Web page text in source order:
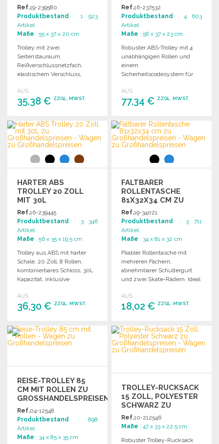
Ref.19-239580
Produktbestand : 1 923
Artikel
Maße : 55 x 37 x 20 cm
Trolley mit zwei
Seitenstauraum,
Reißverschlussnetzfach,
elastischem Verschluss,
kombinierbarem Schloss für
Handgepäck.
AUS
35,38 € ZZGL. MWST.
BESTELLEN
Angebot anfordern
Ref.16-237532
Produktbestand : 4 603
Artikel
Maße : 58 x 37 x 23 cm
Robuster ABS-Trolley mit 4
unabhängigen Rollen und
einem
Sicherheitscodesystem für
den Wholesale-Einsatz.
AUS
77,34 € ZZGL. MWST.
BESTELLEN
Angebot anfordern
HARTER ABS
TROLLEY 20 ZOLL
MIT 30L
Ref.16-239445
Produktbestand : 3 346
Artikel
Maße : 56 x 35 x 19.5 cm
Trolley aus ABS mit harter
Schale, 20 Zoll, 8 Rollen,
kombinierbares Schloss, 30L
Kapazität, inklusive
AUS
36,30 € ZZGL. MWST.
BESTELLEN
Angebot anfordern
FALTBARER
ROLLENTASCHE
81X32X34 CM ZU
GROSSHANDELSPREISEN
Ref.19-34021
Produktbestand : 3 711
Artikel
Maße : 34 x 81 x 32 cm
Pliabler Rollentasche mit
mehreren Fächern,
abnehmbarer Schultergurt
und zwei Skate-Rädern. Ideal
x 34 cm.
AUS
18,02 € ZZGL. MWST.
BESTELLEN
Angebot anfordern
REISE-TROLLEY 85
CM MIT ROLLEN ZU
GROSSHANDELSPREISEN
Ref.04-12548
Produktbestand : 898
Artikel
Maße : 34 x 85 x 35 cm
TROLLEY-RUCKSACK
15 ZOLL, POLYESTER
SCHWARZ ZU
GROSSHANDELSPREISEN
Ref.10-212546
Maße : 47 x 33 x 22.5 cm
Robuster Trolley-Rucksack